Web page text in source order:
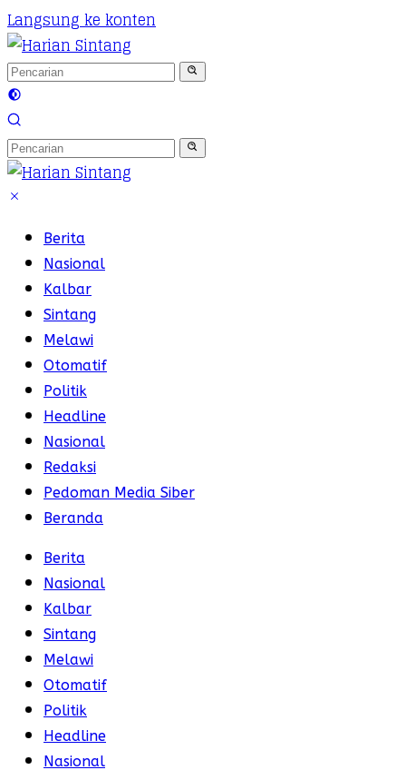
Langsung ke konten
Berita
Nasional
Kalbar
Sintang
Melawi
Otomatif
Politik
Headline
Nasional
Redaksi
Pedoman Media Siber
Beranda
Berita
Nasional
Kalbar
Sintang
Melawi
Otomatif
Politik
Headline
Nasional